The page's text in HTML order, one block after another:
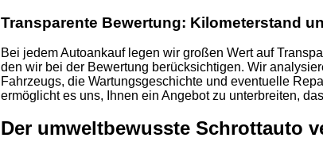
Transparente Bewertung: Kilometerstand
Bei jedem Autoankauf legen wir großen Wert auf
den wir bei der Bewertung berücksichtigen. Wir
Fahrzeugs, die Wartungsgeschichte und eventuelle
ermöglicht es uns, Ihnen ein Angebot zu unterbreiten,
Der umweltbewusste Schrottauto